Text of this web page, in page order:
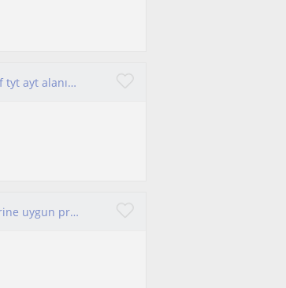
Yenilikçi, iletişim gücü yüksek. Alanına hakim 5,6,7 ve 8. Sınıf tyt ayt alanında dersler vermekteyim
Sorumluluk sahibiyim . Dersleri lise veya ortaokul öğrencilerine uygun program oluşturma, sınav kontrolu , motivasyon sağlama.